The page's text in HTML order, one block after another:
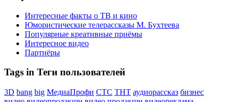
Интересные факты о ТВ и кино
Юмористические телерассказы М. Бухтеева
Популярные креативные приёмы
Интересное видео
Партнёры
Tags in Теги пользователей
3D bang big МедиаПрофи СТС ТНТ аудиорассказ бизнес